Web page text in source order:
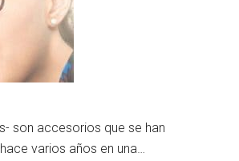
son accesorios que se han
varios años en una…